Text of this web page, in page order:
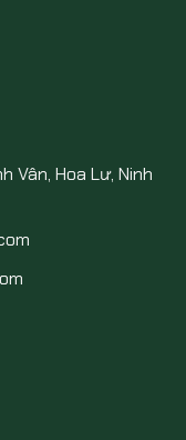
Vân, Hoa Lư, Ninh